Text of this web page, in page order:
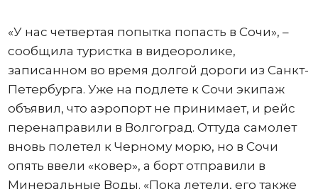
«У нас четвертая попытка попасть в Сочи», –
сообщила туристка в видеоролике,
записанном во время долгой дороги из Санкт-
Петербурга. Уже на подлете к Сочи экипаж
объявил, что аэропорт не принимает, и рейс
перенаправили в Волгоград. Оттуда самолет
вновь полетел к Черному морю, но в Сочи
опять ввели «ковер», а борт отправили в
Минеральные Воды. «Пока летели, его также